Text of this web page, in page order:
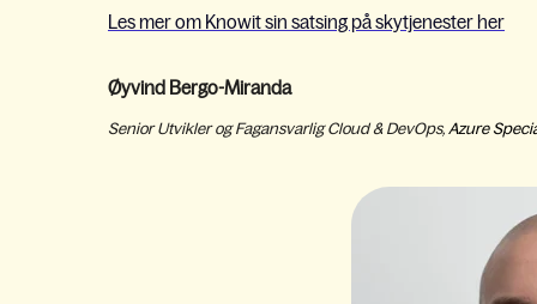
Les mer om Knowit sin satsing på skytjenester her
Øyvind Bergo-Miranda
Senior Utvikler og Fagansvarlig Cloud & DevOps, Azure